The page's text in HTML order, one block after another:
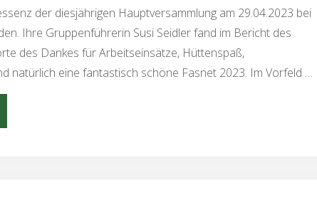
der diesjährigen Hauptversammlung am 29.04.2023 bei
Ihre Gruppenführerin Susi Seidler fand im Bericht des
des Dankes für Arbeitseinsätze, Hüttenspaß,
natürlich eine fantastisch schöne Fasnet 2023. Im Vorfeld …